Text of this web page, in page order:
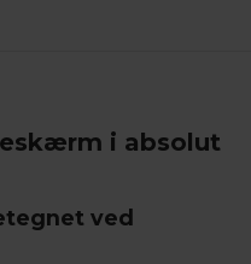
i absolut
ved